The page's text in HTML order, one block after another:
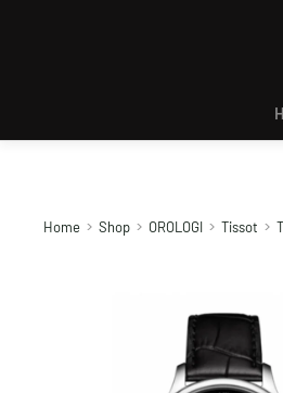
Home Shop OROLOGI Tissot